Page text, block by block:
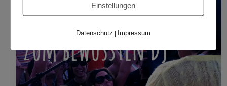
Einstellungen
Datenschutz | Impressum